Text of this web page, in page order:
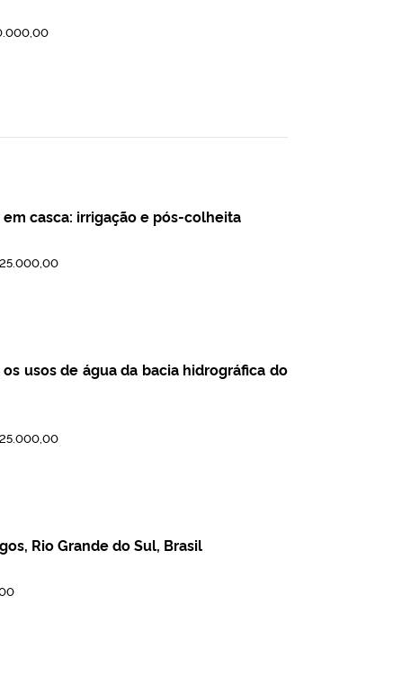
casca: irrigação e pós-colheita
25.000,00
usos de água da bacia hidrográfica do
25.000,00
Rio Grande do Sul, Brasil